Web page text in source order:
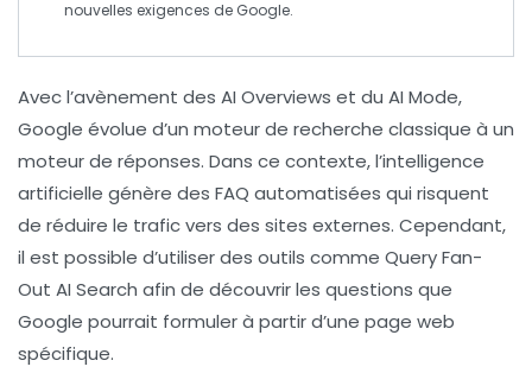
nouvelles exigences de Google.
Avec l’avènement des AI Overviews et du AI Mode,
Google évolue d’un moteur de recherche classique à un
moteur de réponses. Dans ce contexte, l’intelligence
artificielle génère des FAQ automatisées qui risquent
de réduire le trafic vers des sites externes. Cependant,
il est possible d’utiliser des outils comme Query Fan-
Out AI Search afin de découvrir les questions que
Google pourrait formuler à partir d’une page web
spécifique.